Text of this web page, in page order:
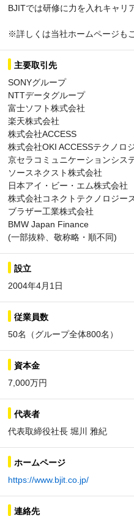
BJITでは研修に力を入れキャリ
※詳しくは当社ホームページも
主要取引先
SONYグループ
NTTデータグループ
富士ソフト株式会社
楽天株式会社
株式会社ACCESS
株式会社OKI ACCESSテクノロ
京セラコミュニケーションシス
ソースネクスト株式会社
日本アイ・ビー・エム株式会社
株式会社コネクトテクノロジー
ブラザー工業株式会社
BMW Japan Finance
(一部抜粋、敬称略・順不同)
設立
2004年4月1日
従業員数
50名（グループ全体800名）
資本金
7,000万円
代表者
代表取締役社長 堀川 雅紀
ホームページ
https://www.bjit.co.jp/
連絡先